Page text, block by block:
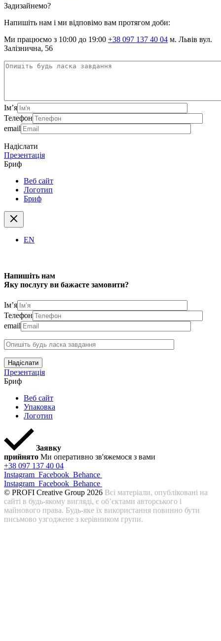
Задизайнемо?
Напишіть нам і ми відповімо вам протягом доби:
Ми працюємо з 10:00 до 19:00 +38 097 137 40 04 м. Львів вул.
Залізнична, 56
Ім’я
Телефон
email
Надіслати
Презентація
Бриф
Веб сайт
Логотип
Бриф
EN
Напишіть нам
Яку послугу ви бажаєте замовити?
Ім’я
Телефон
email
Надіслати
Презентація
Бриф
Веб сайт
Упаковка
Логотип
Заявку
прийнято Ми оперативно зв'яжемося з вами
+38 097 137 40 04
Instagram Facebook Behance
Instagram Facebook Behance
© PROFI Creative Group 2026 Всі матеріали, опубліковані на
сайті в будь-якому вигляді, є об’єктами авторського і
майнового права. Будь-яке їх використання повинно бути
письмово узгоджене з керівником групи.